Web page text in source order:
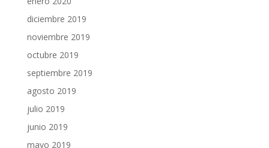
diciembre 2019
noviembre 2019
octubre 2019
septiembre 2019
agosto 2019
julio 2019
junio 2019
mayo 2019